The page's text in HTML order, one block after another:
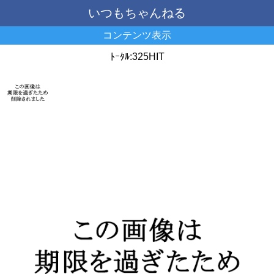
いつもちゃんねる
コンテンツ表示
ﾄｰﾀﾙ:325HIT